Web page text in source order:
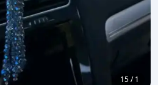
1 / 15